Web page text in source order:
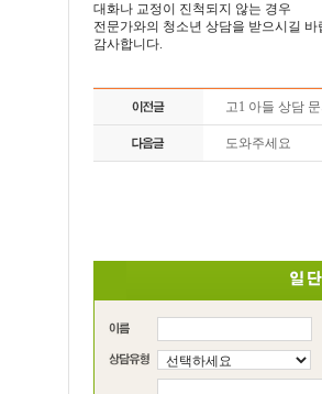
대화나 교정이 진척되지 않는 경우
전문가와의 청소년 상담을 받으시길 바
감사합니다.
고1 아들 상담
도와주세요